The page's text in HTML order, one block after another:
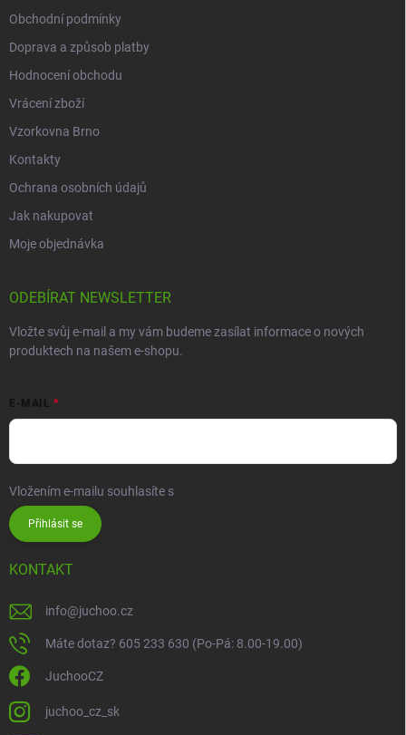
Obchodní podmínky
Doprava a způsob platby
Hodnocení obchodu
Vrácení zboží
Vzorkovna Brno
Kontakty
Ochrana osobních údajů
Jak nakupovat
Moje objednávka
ODEBÍRAT NEWSLETTER
Vložte svůj e-mail a my vám budeme zasílat informace o nových
produktech na našem e-shopu.
E-MAIL
Vložením e-mailu souhlasíte s
Přihlásit se
KONTAKT
info@juchoo.cz
Máte dotaz? 605 233 630 (Po-Pá: 8.00-19.00)
JuchooCZ
juchoo_cz_sk